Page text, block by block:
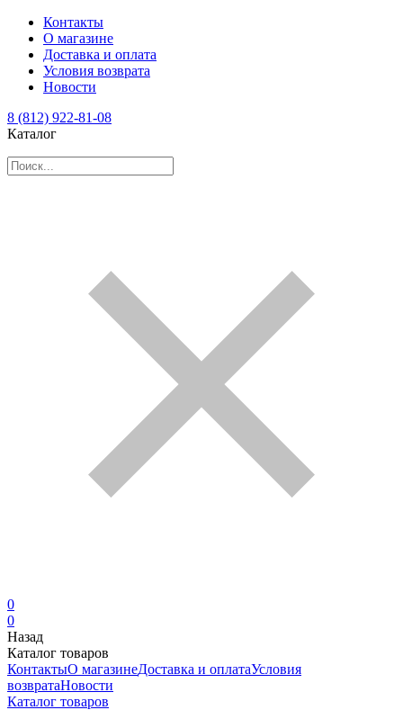
Контакты
О магазине
Доставка и оплата
Условия возврата
Новости
8 (812) 922-81-08
Каталог
0
0
Назад
Каталог товаров
КонтактыО магазинеДоставка и оплатаУсловия
возвратаНовости
Каталог товаров